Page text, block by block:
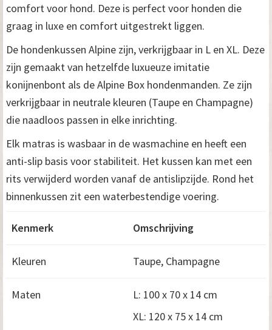
comfort voor hond. Deze is perfect voor honden die
graag in luxe en comfort uitgestrekt liggen.
De hondenkussen Alpine zijn, verkrijgbaar in L en XL. Deze
zijn gemaakt van hetzelfde luxueuze imitatie
konijnenbont als de Alpine Box hondenmanden. Ze zijn
verkrijgbaar in neutrale kleuren (Taupe en Champagne)
die naadloos passen in elke inrichting.
Elk matras is wasbaar in de wasmachine en heeft een
anti-slip basis voor stabiliteit. Het kussen kan met een
rits verwijderd worden vanaf de antislipzijde. Rond het
binnenkussen zit een waterbestendige voering.
Kenmerk Omschrijving
Kleuren Taupe, Champagne
Maten
L: 100 x 70 x 14 cm
XL: 120 x 75 x 14 cm